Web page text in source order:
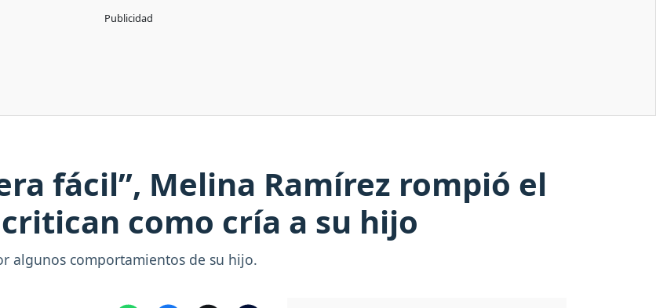
fácil”, Melina Ramírez rompió el
como cría a su hijo
algunos comportamientos de su hijo.